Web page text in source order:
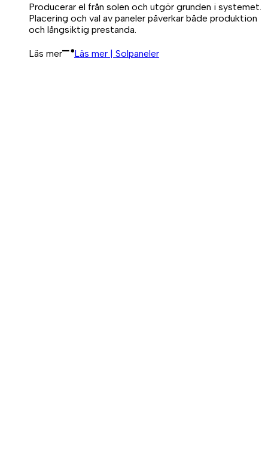
Producerar el från solen och utgör grunden i systemet.
Placering och val av paneler påverkar både produktion
och långsiktig prestanda.
Läs mer Läs mer | Solpaneler